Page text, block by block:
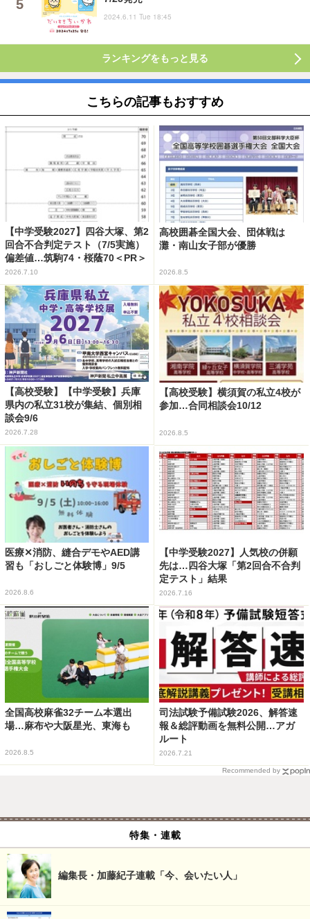
2024.6.11 Tue 18:45
ランキングをもっと見る
こちらの記事もおすすめ
【中学受験2027】四谷大塚、第2
回合不合判定テスト（7/5実施）
偏差値…筑駒74・桜蔭70＜PR＞
2026.7.10
高校囲碁全国大会、団体戦は
灘・南山女子部が優勝
2026.8.5
【高校受験】【中学受験】兵庫
県内の私立31校が集結、個別相
談会9/6
2026.7.28
【高校受験】横須賀の私立4校が
参加…合同相談会10/12
2026.8.5
医療✕消防、縫合デモやAED講
習も「おしごと体験博」9/5
2026.8.6
【中学受験2027】人気校の併願
先は…四谷大塚「第2回合不合判
定テスト」結果
2026.7.16
全国高校麻雀32チーム本選出
場…麻布や大阪星光、東海も
2026.8.5
司法試験予備試験2026、解答速
報＆総評動画を無料公開…アガ
ルート
2026.7.21
Recommended by
特集・連載
編集長・加藤紀子連載「今、会いたい人」